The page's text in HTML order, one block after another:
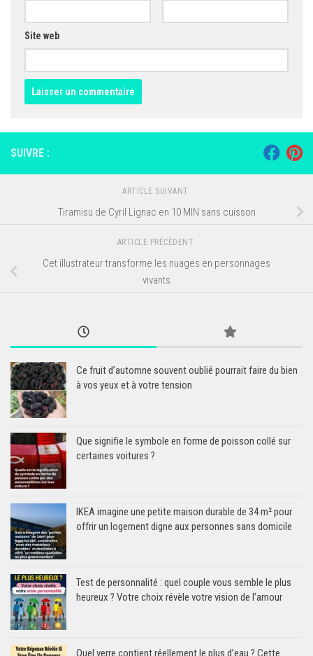
Site web
SUIVRE :
ARTICLE SUIVANT
Tiramisu de Cyril Lignac en 10 MIN sans cuisson
ARTICLE PRÉCÉDENT
Cet illustrateur transforme les nuages en personnages
vivants
Ce fruit d’automne souvent oublié pourrait faire du bien
à vos yeux et à votre tension
Que signifie le symbole en forme de poisson collé sur
certaines voitures ?
IKEA imagine une petite maison durable de 34 m² pour
offrir un logement digne aux personnes sans domicile
Test de personnalité : quel couple vous semble le plus
heureux ? Votre choix révèle votre vision de l’amour
Quel verre contient réellement le plus d’eau ? Cette